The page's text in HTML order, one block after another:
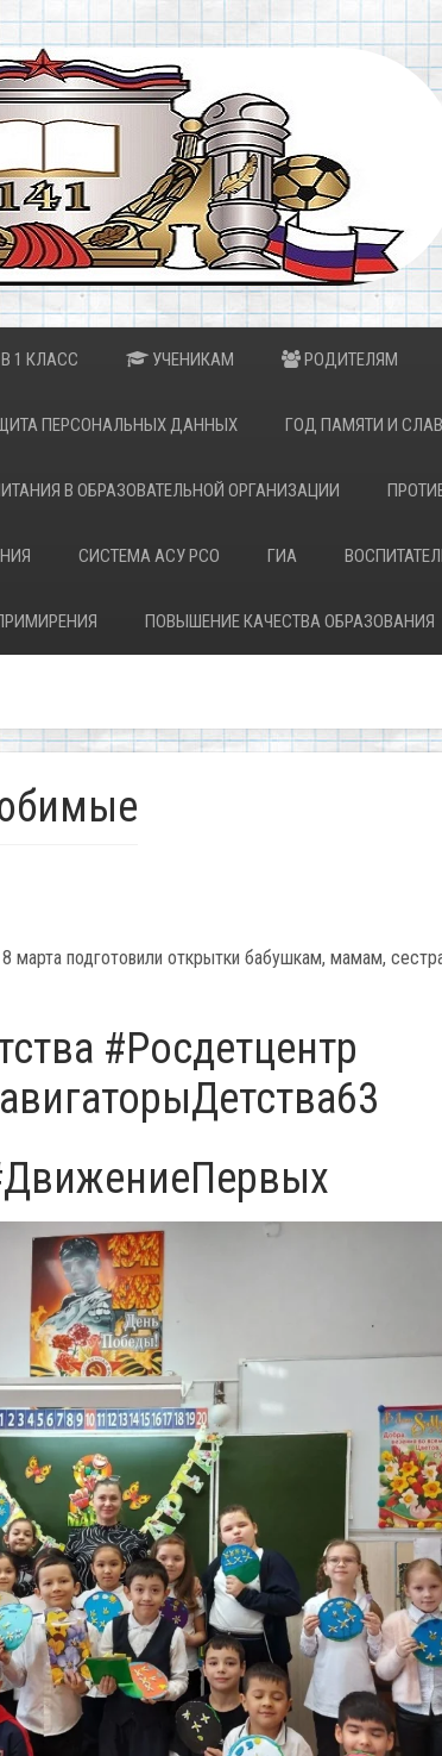
1 КЛАСС УЧЕНИКАМ РОДИТЕЛЯМ
ПЕРСОНАЛЬНЫХ ДАННЫХ ГОД ПАМЯТИ И
В ОБРАЗОВАТЕЛЬНОЙ ОРГАНИЗАЦИИ
СИСТЕМА АСУ РСО ГИА
ПОВЫШЕНИЕ КАЧЕСТВА ОБРАЗОВАНИЯ
марта подготовили открытки бабушкам, мамам,
#Росдетцентр